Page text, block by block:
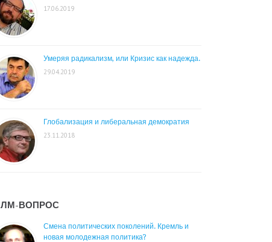
17.06.2019
Умеряя радикализм, или Кризис как надежда.
29.04.2019
Глобализация и либеральная демократия
23.11.2018
ЛМ-ВОПРОС
Смена политических поколений. Кремль и
новая молодежная политика?